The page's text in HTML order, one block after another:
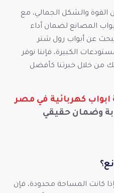
القوة والشكل الجمالي، مع
المصانع لضمان أداء
عن أبواب رول شتر
الكبيرة، فإننا نوفر
من خلال خبرتنا كأفضل
كهربائية في مصر
وضمان حقيقي
كانت المساحة محدودة، فإن